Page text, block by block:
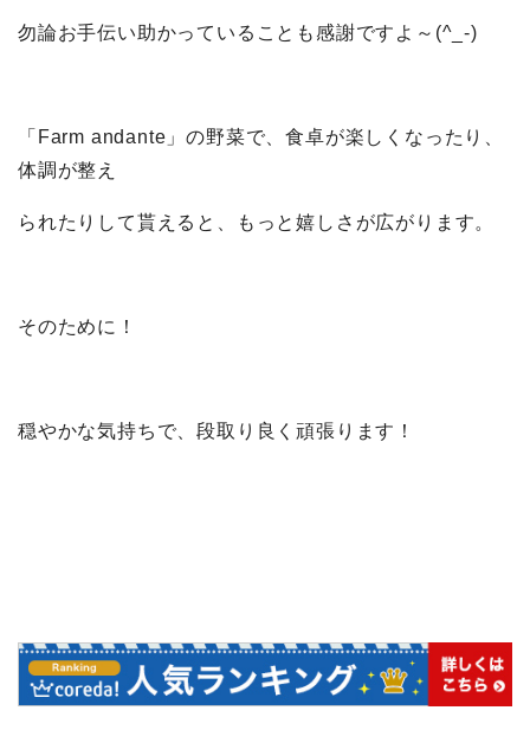
勿論お手伝い助かっていることも感謝ですよ～(^_-)
「Farm andante」の野菜で、食卓が楽しくなったり、
体調が整え
られたりして貰えると、もっと嬉しさが広がります。
そのために！
穏やかな気持ちで、段取り良く頑張ります！